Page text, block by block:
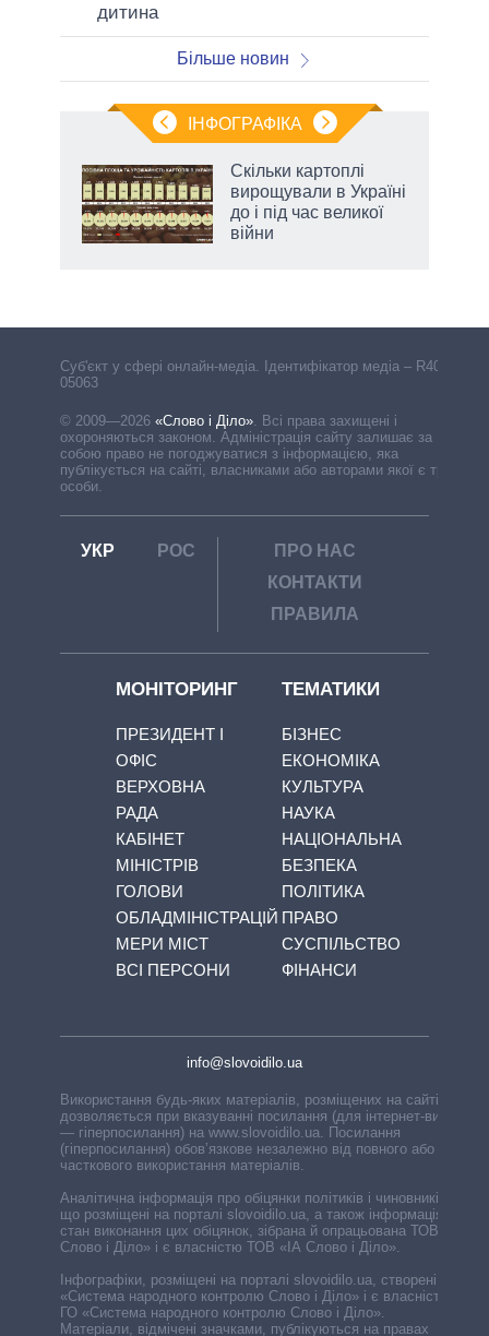
дитина
Більше новин
ІНФОГРАФІКА
Скільки картоплі
вирощували в Україні
до і під час великої
війни
Cуб'єкт у сфері онлайн-медіа. Ідентифікатор медіа – R40-
05063
© 2009—2026 «Слово і Діло» Всі права захищені і
охороняються законом. Адміністрація сайту залишає за
собою право не погоджуватися з інформацією, яка
публікується на сайті, власниками або авторами якої є треті
особи.
УКР РОС
ПРО НАС
КОНТАКТИ
ПРАВИЛА
МОНІТОРИНГ
ПРЕЗИДЕНТ І
ОФІС
ВЕРХОВНА
РАДА
КАБІНЕТ
МІНІСТРІВ
ГОЛОВИ
ОБЛАДМІНІСТРАЦІЙ
МЕРИ МІСТ
ВСІ ПЕРСОНИ
ТЕМАТИКИ
БІЗНЕС
ЕКОНОМІКА
КУЛЬТУРА
НАУКА
НАЦІОНАЛЬНА
БЕЗПЕКА
ПОЛІТИКА
ПРАВО
СУСПІЛЬСТВО
ФІНАНСИ
info@slovoidilo.ua
Використання будь-яких матеріалів, розміщених на сайті,
дозволяється при вказуванні посилання (для інтернет-видань
— гіперпосилання) на www.slovoidilo.ua. Посилання
(гіперпосилання) обов’язкове незалежно від повного або
часткового використання матеріалів.
Аналітична інформація про обіцянки політиків і чиновників,
що розміщені на порталі slovoidilo.ua, а також інформація про
стан виконання цих обіцянок, зібрана й опрацьована ТОВ «ІА
Слово і Діло» і є власністю ТОВ «ІА Слово і Діло».
Інфографіки, розміщені на порталі slovoidilo.ua, створені ГО
«Система народного контролю Слово і Діло» і є власністю
ГО «Система народного контролю Слово і Діло».
Матеріали, відмічені значками, публікуються на правах